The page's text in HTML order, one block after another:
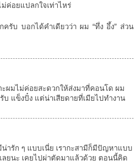
ค่อยแปลกใจเท่าไหร่
รับ บอกได้คำเดียวว่า ผม “ทึ่ง อึ้ง” ส่วน
ะผมไม่ค่อยสะดวกให้ส่งมาที่คอนโด ผม
แข็งปั๋ง แต่น่าเสียดายที่เมียไปทำงาน
ารัก ๆ แบบเนี่ย เรากะสามีก็มีปัญหาแบบ
ลยนะ เคยไปผ่าตัดมาแล้วด้วย ตอนนี้คิด